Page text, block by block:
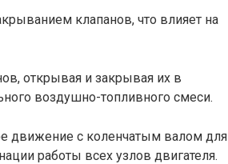
клапанов, что влияет на
открывая и закрывая их в
воздушно-топливного смеси.
движение с коленчатым валом для
работы всех узлов двигателя.